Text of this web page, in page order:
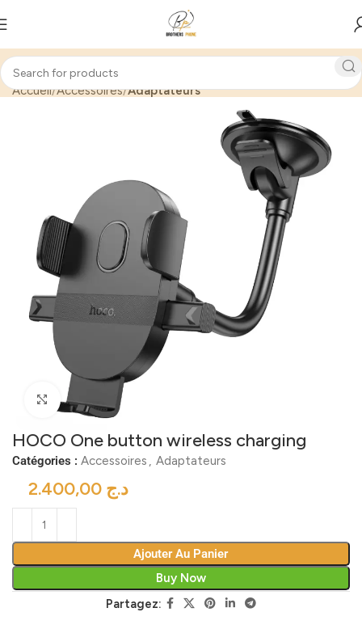
Accueil Accessoires Adaptateurs
Click to enlarge
HOCO One button wireless charging
Catégories : Accessoires , Adaptateurs
د.ج
Ajouter Au Panier
Buy Now
Partagez: